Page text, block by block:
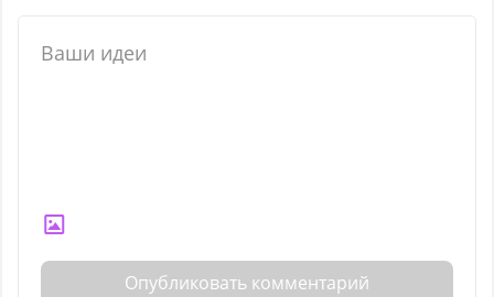
Опубликовать комментарий